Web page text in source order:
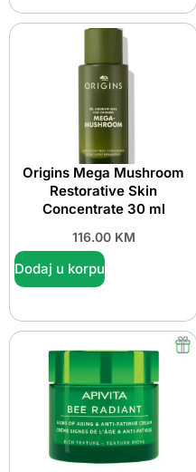
Origins Mega Mushroom
Restorative Skin
Concentrate 30 ml
116.00 KM
Dodaj u korpu